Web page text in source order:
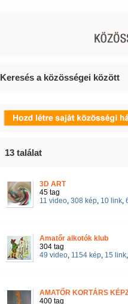
Keresés a közösségei között
13 találat
3D ART
45 tag
11 video, 308 kép, 10 link,
Amatőr alkotók klub
304 tag
49 video, 1154 kép, 15 link
AMATŐR KORTÁRS
400 tag